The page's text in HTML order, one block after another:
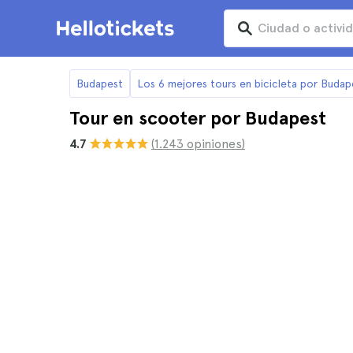
Budapest Los 6 mejores tours en bicicleta por
Tour en scooter por Budapest
4.7 (1.243 opiniones)